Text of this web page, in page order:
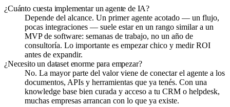
¿Cuánto cuesta implementar un agente de IA?
Depende del alcance. Un primer agente acotado — un flujo,
pocas integraciones — suele estar en un rango similar a un
MVP de software: semanas de trabajo, no un año de
consultoría. Lo importante es empezar chico y medir ROI
antes de expandir.
¿Necesito un dataset enorme para empezar?
No. La mayor parte del valor viene de conectar el agente a los
documentos, APIs y herramientas que ya tenés. Con una
knowledge base bien curada y acceso a tu CRM o helpdesk,
muchas empresas arrancan con lo que ya existe.